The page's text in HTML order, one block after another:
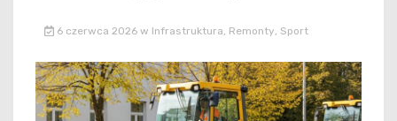
6 czerwca 2026 w Infrastruktura, Remonty, Sport